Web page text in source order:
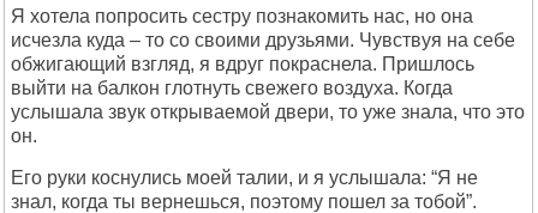
Я хотела попросить сестру познакомить нас, но она
исчезла куда – то со своими друзьями. Чувствуя на себе
обжигающий взгляд, я вдруг покраснела. Пришлось
выйти на балкон глотнуть свежего воздуха. Когда
услышала звук открываемой двери, то уже знала, что это
он.
Его руки коснулись моей талии, и я услышала: “Я не
знал, когда ты вернешься, поэтому пошел за тобой”.